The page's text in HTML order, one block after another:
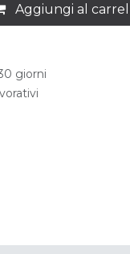
Aggiungi al
giorni